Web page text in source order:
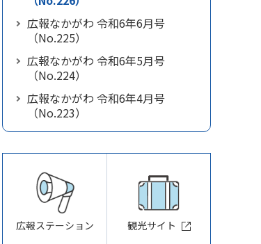
広報なかがわ 令和6年6月号
（No.225）
広報なかがわ 令和6年5月号
（No.224）
広報なかがわ 令和6年4月号
（No.223）
広報ステーション 観光サイト